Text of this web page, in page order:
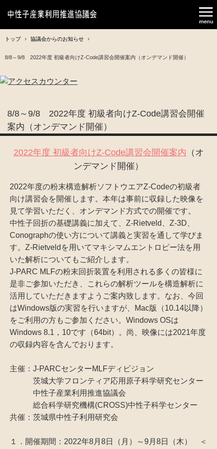
トップ › 協議会からのお知らせ ›
8/8～9/8 2022年度 初級者向けZ-Code講習会開催案内（オンデマンド開催）
8/8～9/8 2022年度 初級者向けZ-Code講習会開催
案内（オンデマンド開催）
2022年度 初級者向けZ-Code講習会開催案内 （オ
ンデマンド開催）
2022年度の粉末構造解析ソフトウエアZ-Codeの初級者
向け講習会を開催します。本年は事前に収録した映像を
見て学習いただく、オンデマンド方式での開催です。
中性子回折の基礎講義に加えて、Z-Rietveld、Z-3D、
Conographの使い方について講義と実習を通して学びま
す。Z-Rietveldを用いてマキシマムエントロピー法を用
いた解析についてもご紹介します。
J-PARC MLFの粉末回折装置を利用される多くの皆様に
是非ご参加いただき、これらの解析ツールを構造解析に
活用していただきますようご案内致します。なお、今回
はWindows版の実習を行いますが、Mac版（10.14以降）
をご利用の方もご参加ください。Windows OSは
Windows 8.1，10です（64bit）。尚、映像には2021年度
の収録内容を含んでおります。
主催：J-PARCセンターMLFディビジョン
茨城大学フロンティア応用原子科学研究センター
中性子産業利用推進協議会
総合科学研究機構(CROSS)中性子科学センター
共催：茨城県中性子利用研究会
１．開催期間：2022年8月8日（月）～9月8日（木） ＜